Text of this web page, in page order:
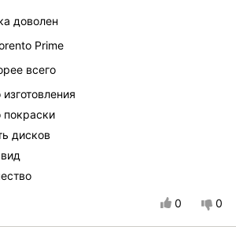
доволен
Prime
всего
покраски
дисков
0 0